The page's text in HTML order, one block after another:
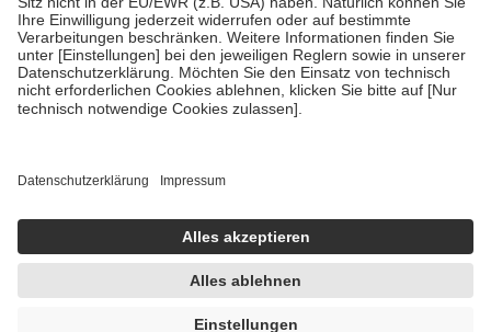
• Untersuchungen zur Vorsorge und Früherkennung, die von der
GKV getragen werden
• empfohlenen Schutzimpfungen
• Harn- und Blutteststreifen
getroffen, um sicherzustellen, dass es sich um echte Bewertungen
https://help.etrusted.com/hc/de/articles/4419944605341
Einige Bilder und Inhalte wurden unter Zuhilfenahme künstlicher